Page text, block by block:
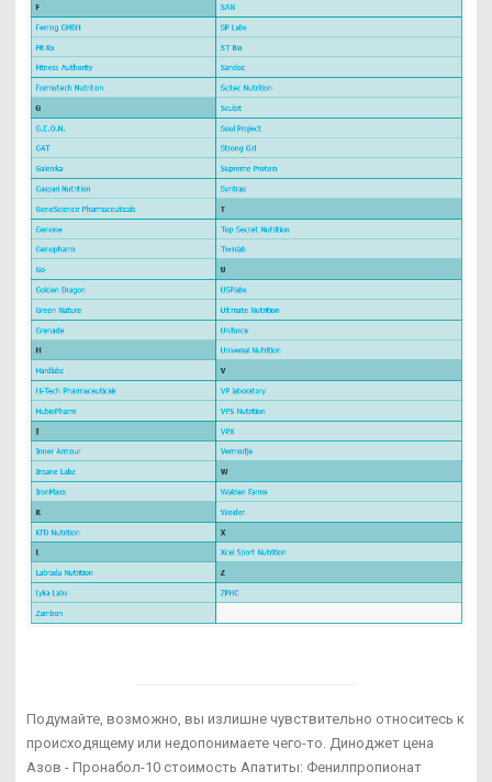
Подумайте, возможно, вы излишне чувствительно относитесь к
происходящему или недопонимаете чего-то. Диноджет цена
Азов - Пронабол-10 стоимость Апатиты: Фенилпропионат